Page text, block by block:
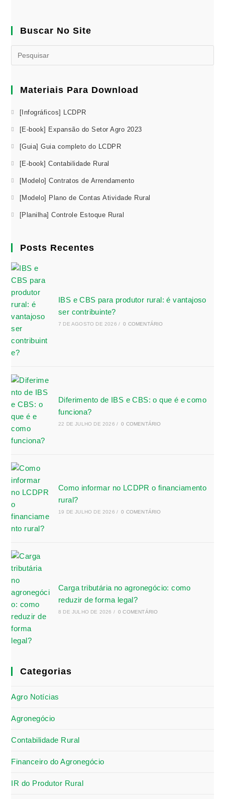
Buscar No Site
Materiais Para Download
[Infográficos] LCDPR
[E-book] Expansão do Setor Agro 2023
[Guia] Guia completo do LCDPR
[E-book] Contabilidade Rural
[Modelo] Contratos de Arrendamento
[Modelo] Plano de Contas Atividade Rural
[Planilha] Controle Estoque Rural
Posts Recentes
IBS e CBS para produtor rural: é vantajoso
ser contribuinte?
7 DE AGOSTO DE 2026 / 0 COMENTÁRIO
Diferimento de IBS e CBS: o que é e como
funciona?
22 DE JULHO DE 2026 / 0 COMENTÁRIO
Como informar no LCDPR o financiamento
rural?
19 DE JULHO DE 2026 / 0 COMENTÁRIO
Carga tributária no agronegócio: como
reduzir de forma legal?
8 DE JULHO DE 2026 / 0 COMENTÁRIO
Categorias
Agro Notícias
Agronegócio
Contabilidade Rural
Financeiro do Agronegócio
IR do Produtor Rural